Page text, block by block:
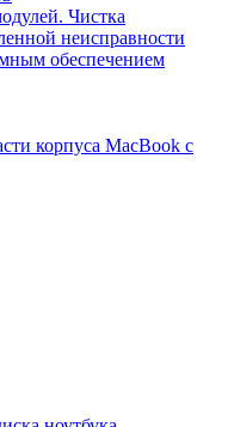
Чистка
неисправности
обеспечением
корпуса MacBook с